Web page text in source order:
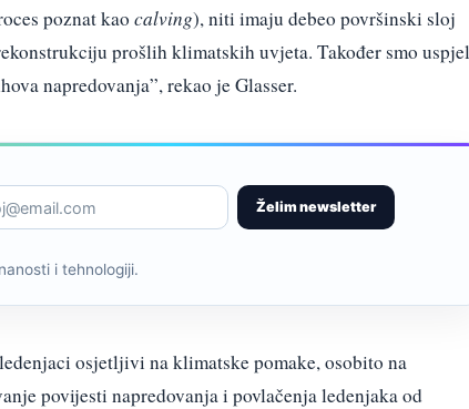
poznat kao calving), niti imaju debeo površinski sloj
prošlih klimatskih uvjeta. Također smo
napredovanja”, rekao je Glasser.
Želim newsletter
i tehnologiji.
osjetljivi na klimatske pomake, osobito na
povijesti napredovanja i povlačenja ledenjaka od